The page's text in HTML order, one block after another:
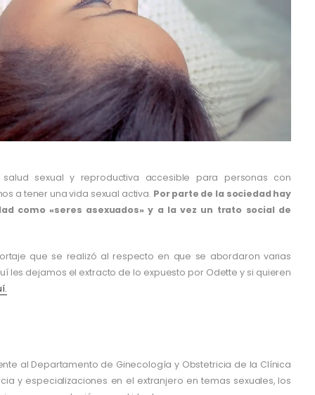
sexual y reproductiva accesible para personas con
a tener una vida sexual activa. Por parte de la sociedad hay
como «seres asexuados» y a la vez un trato social de
que se realizó al respecto en que se abordaron varias
les dejamos el extracto de lo expuesto por Odette y si quieren
al Departamento de Ginecología y Obstetricia de la Clínica
y especializaciones en el extranjero en temas sexuales, los